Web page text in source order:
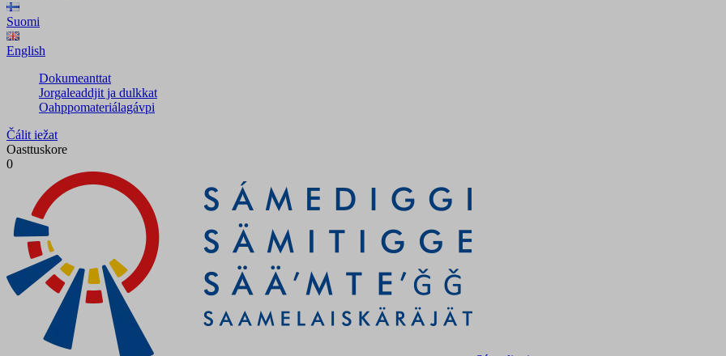
Suomi
English
Dokumeanttat
Jorgaleaddjit ja dulkkat
Oahppomateriálagávpi
Čálit iežat
Oasttuskore
0